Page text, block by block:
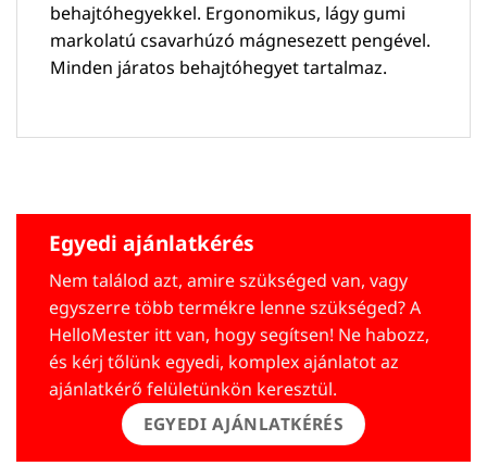
behajtóhegyekkel. Ergonomikus, lágy gumi
markolatú csavarhúzó mágnesezett pengével.
Minden járatos behajtóhegyet tartalmaz.
Egyedi ajánlatkérés
Nem találod azt, amire szükséged van, vagy
egyszerre több termékre lenne szükséged? A
HelloMester itt van, hogy segítsen! Ne habozz,
és kérj tőlünk egyedi, komplex ajánlatot az
ajánlatkérő felületünkön keresztül.
EGYEDI AJÁNLATKÉRÉS